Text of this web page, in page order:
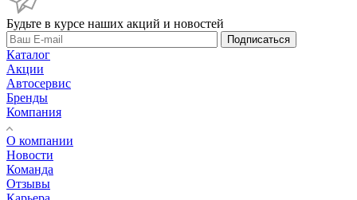
Будьте в курсе наших акций и новостей
Подписаться
Каталог
Акции
Автосервис
Бренды
Компания
О компании
Новости
Команда
Отзывы